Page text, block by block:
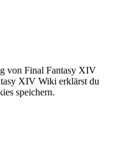
von Final Fantasy XIV
XIV Wiki erklärst du
speichern.